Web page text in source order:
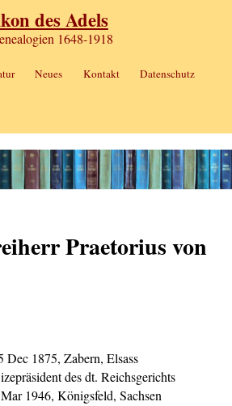
des Adels
1648-1918
Neues Kontakt Datenschutz
Praetorius von
Dec 1875, Zabern, Elsass
des dt. Reichsgerichts
1946, Königsfeld, Sachsen